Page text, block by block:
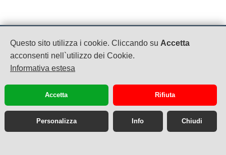
Questo sito utilizza i cookie. Cliccando su Accetta
acconsenti nell`utilizzo dei Cookie.
Informativa estesa
Accetta Rifiuta
Personalizza Info Chiudi
MC CLUB
P.IVA: 04479870612
Via SS 7 Bis Km 13800
Teverola
08119094906
booking@mcclub.eu